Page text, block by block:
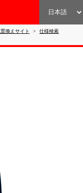
換えサイト
仕様検索